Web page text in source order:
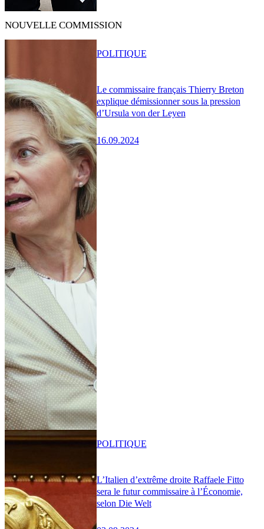
NOUVELLE COMMISSION
Le commissaire français Thierry Breton
explique démissionner sous la pression
d’Ursula von der Leyen
16.09.2024
POLITIQUE
L’Italien d’extrême droite Raffaele Fitto
sera le futur commissaire à l’Économie,
selon Die Welt
POLITIQUE